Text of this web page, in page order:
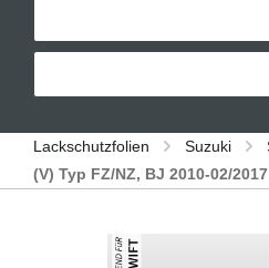
Lackschutzfolien Suzuki
(V) Typ FZ/NZ, BJ 2010-02/2017
Bildergalerie überspringen